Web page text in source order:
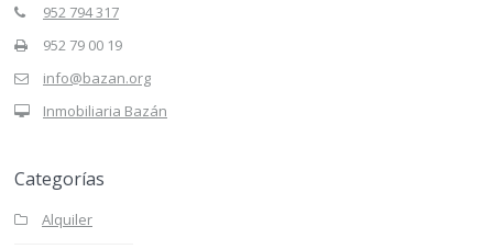
952 794 317
952 79 00 19
info@bazan.org
Inmobiliaria Bazán
Categorías
Alquiler